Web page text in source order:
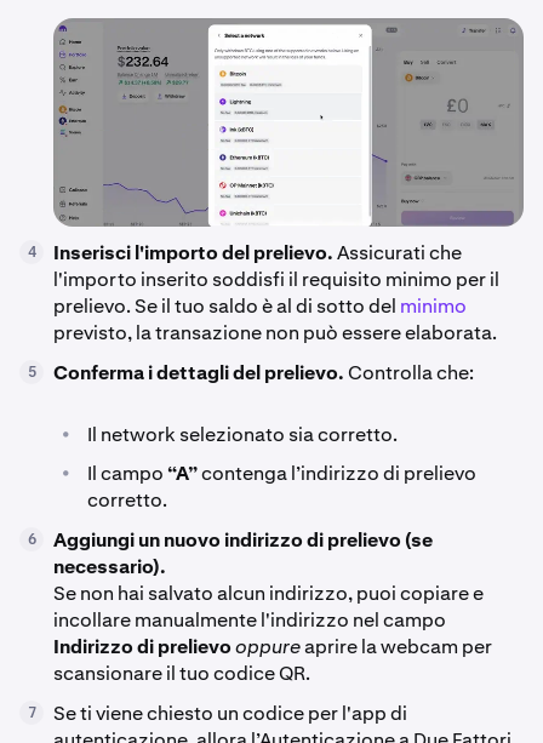
4 Inserisci l'importo del prelievo.Assicurati che
l'importo inserito soddisfi il requisito minimo per il
prelievo. Se il tuo saldo è al di sotto del minimo
previsto, la transazione non può essere elaborata.
5 Conferma i dettagli del prelievo.Controlla che:
• Il network selezionato sia corretto.
• Il campo“A”contenga l’indirizzo di prelievo
corretto.
6
Aggiungi un nuovo indirizzo di prelievo (se
necessario).
Se non hai salvato alcun indirizzo, puoi copiare e
incollare manualmente l'indirizzo nel campo
Indirizzo di prelievooppureaprire la webcam per
scansionare il tuo codice QR.
7
Se ti viene chiesto un codice per l'app di